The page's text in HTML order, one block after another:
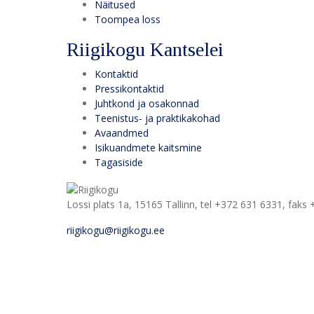
Näitused
Toompea loss
Riigikogu Kantselei
Kontaktid
Pressikontaktid
Juhtkond ja osakonnad
Teenistus- ja praktikakohad
Avaandmed
Isikuandmete kaitsmine
Tagasiside
Lossi plats 1a, 15165 Tallinn, tel +372 631 6331, faks
riigikogu@riigikogu.ee